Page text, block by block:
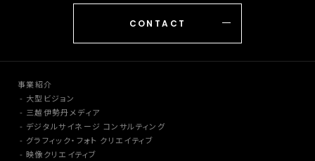
CONTACT
事業紹介
大型ビジョン
三越伊勢丹メディア
デジタルサイネージ コンサルティング
グラフィック・フォト クリエイティブ
映像クリエイティブ